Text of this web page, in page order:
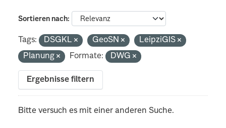
Sortieren nach
Tags: DSGKL GeoSN
LeipziGIS
Planung
Formate: DWG
Ergebnisse filtern
Bitte versuch es mit einer anderen Suche.